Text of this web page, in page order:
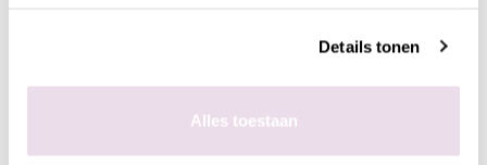
Details tonen
Alles toestaan
behaald. Door de sterke plaklaag van de foliegel zal de gehele
geen must maar wel handig.
- Breng een topcoat aan over je design.
Nagel Folie Design: